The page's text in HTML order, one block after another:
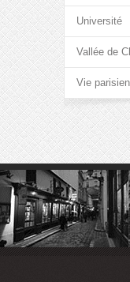
Université
Vallée de
Vie